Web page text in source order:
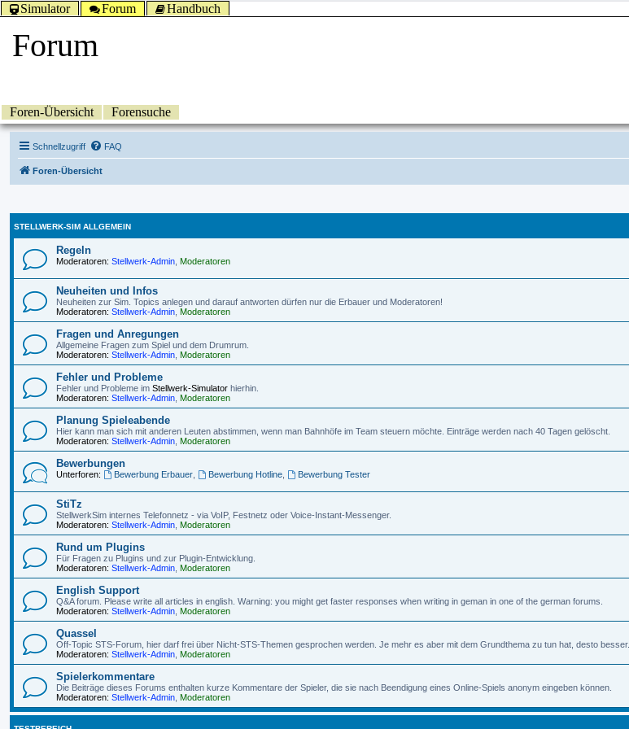
Simulator Forum Handbuch
Forum
Foren-Übersicht Forensuche
Schnellzugriff FAQ
Foren-Übersicht
STELLWERK-SIM ALLGEMEIN
Regeln
Moderatoren: Stellwerk-Admin Moderatoren
Neuheiten und Infos
Neuheiten zur Sim. Topics anlegen und darauf antworten dürfen nur die Erbauer und Moderatoren!
Moderatoren: Stellwerk-Admin Moderatoren
Fragen und Anregungen
Allgemeine Fragen zum Spiel und dem Drumrum.
Moderatoren: Stellwerk-Admin Moderatoren
Fehler und Probleme
Fehler und Probleme im Stellwerk-Simulator hierhin.
Moderatoren: Stellwerk-Admin Moderatoren
Planung Spieleabende
Hier kann man sich mit anderen Leuten abstimmen, wenn man Bahnhöfe im Team steuern möchte. Einträge werden nach 40 Tagen gelöscht.
Moderatoren: Stellwerk-Admin Moderatoren
Bewerbungen
Unterforen: Bewerbung Erbauer, Bewerbung Hotline, Bewerbung Tester
StiTz
StellwerkSim internes Telefonnetz - via VoIP, Festnetz oder Voice-Instant-Messenger.
Moderatoren: Stellwerk-Admin Moderatoren
Rund um Plugins
Für Fragen zu Plugins und zur Plugin-Entwicklung.
Moderatoren: Stellwerk-Admin Moderatoren
English Support
Q&A forum. Please write all articles in english. Warning: you might get faster responses when writing in geman in one of the german forums.
Moderatoren: Stellwerk-Admin Moderatoren
Quassel
Off-Topic STS-Forum, hier darf frei über Nicht-STS-Themen gesprochen werden. Je mehr es aber mit dem Grundthema zu tun hat, desto besser.
Moderatoren: Stellwerk-Admin Moderatoren
Spielerkommentare
Die Beiträge dieses Forums enthalten kurze Kommentare der Spieler, die sie nach Beendigung eines Online-Spiels anonym eingeben können.
Moderatoren: Stellwerk-Admin Moderatoren